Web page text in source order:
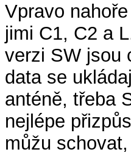
Vpravo
jimi C1, C2 a
verzi SW jsou
data se
anténě, třeba
nejlépe
můžu